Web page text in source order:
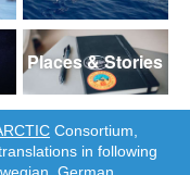
Places & Stories
Consortium,
in following
German,